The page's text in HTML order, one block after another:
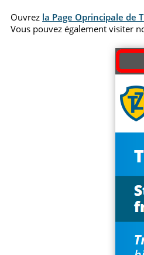
Ouvrez la Page Oprincipale de
Vous pouvez également visiter